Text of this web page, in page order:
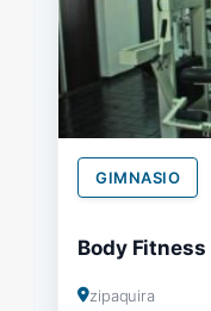
GIMNASIO
Body
zipaquira